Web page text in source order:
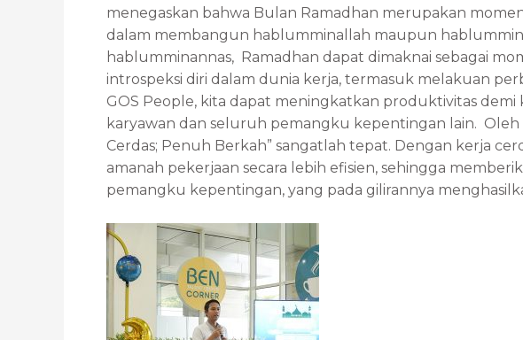
menegaskan bahwa Bulan Ramadhan merupakan
dalam membangun hablumminallah maupun
hablumminannas, Ramadhan dapat dimaknai sebagai
introspeksi diri dalam dunia kerja, termasuk melakuan
GOS People, kita dapat meningkatkan produktivitas demi
karyawan dan seluruh pemangku kepentingan lain. Oleh
Cerdas; Penuh Berkah” sangatlah tepat. Dengan kerja
amanah pekerjaan secara lebih efisien, sehingga
pemangku kepentingan, yang pada gilirannya